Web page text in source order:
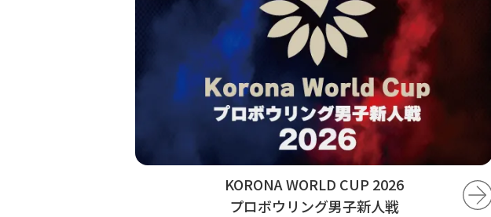
KORONA WORLD CUP 2026
プロボウリング男子新人戦